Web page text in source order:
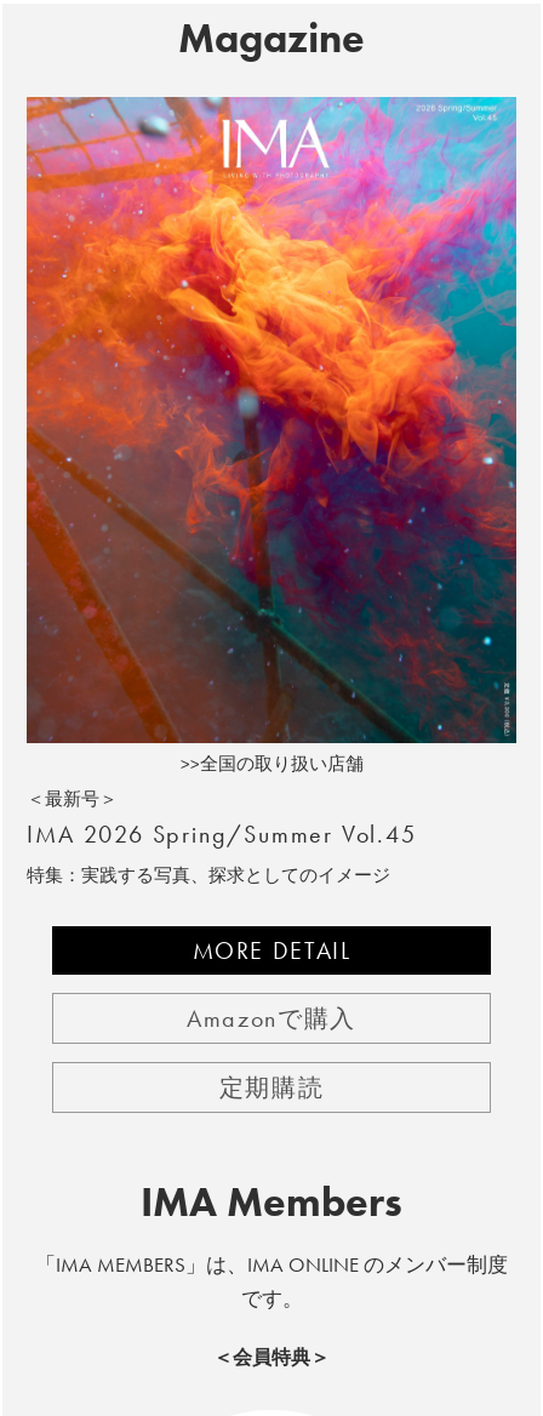
Magazine
>>全国の取り扱い店舗
＜最新号＞
IMA 2026 Spring/Summer Vol.45
特集：実践する写真、探求としてのイメージ
MORE DETAIL
Amazonで購入
定期購読
IMA Members
「IMA MEMBERS」は、IMA ONLINE のメンバー制度
です。
＜会員特典＞